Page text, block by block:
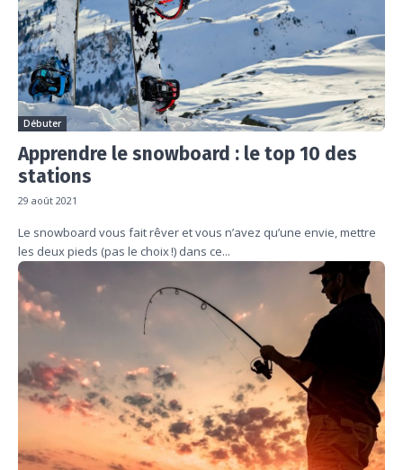
Débuter
Apprendre le snowboard : le top 10 des
stations
29 août 2021
Le snowboard vous fait rêver et vous n’avez qu’une envie, mettre
les deux pieds (pas le choix !) dans ce...